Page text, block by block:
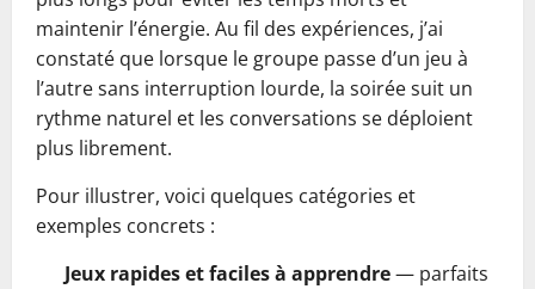
maintenir l’énergie. Au fil des expériences, j’ai
constaté que lorsque le groupe passe d’un jeu à
l’autre sans interruption lourde, la soirée suit un
rythme naturel et les conversations se déploient
plus librement.
Pour illustrer, voici quelques catégories et
exemples concrets :
Jeux rapides et faciles à apprendre— parfaits